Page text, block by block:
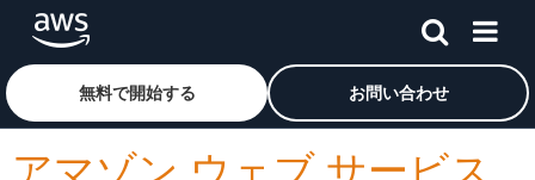
メインコンテンツに移動
アマゾン ウェブ サービスのホームページに戻るには、こ
無料で開始する お問い合わせ
アマゾン ウェブ サービス